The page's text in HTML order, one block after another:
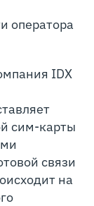
оператора
IDX
сим-карты
связи
на